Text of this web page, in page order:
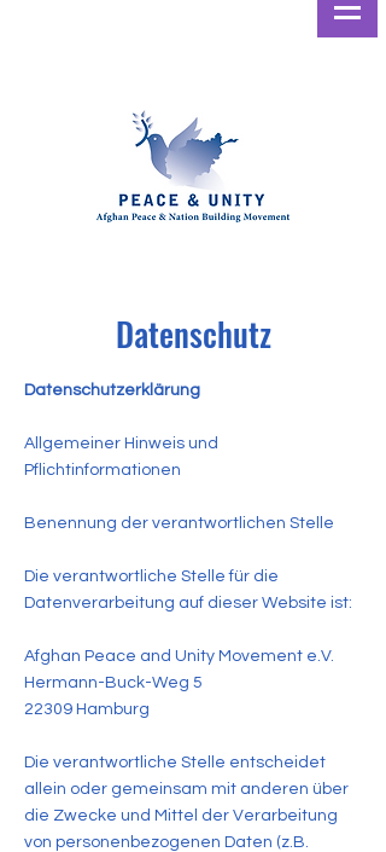
Datenschutz
Datenschutzerklärung
Allgemeiner Hinweis und
Pflichtinformationen
Benennung der verantwortlichen Stelle
Die verantwortliche Stelle für die
Datenverarbeitung auf dieser Website ist:
Afghan Peace and Unity Movement e.V.
Hermann-Buck-Weg 5
22309 Hamburg
Die verantwortliche Stelle entscheidet
allein oder gemeinsam mit anderen über
die Zwecke und Mittel der Verarbeitung
von personenbezogenen Daten (z.B.